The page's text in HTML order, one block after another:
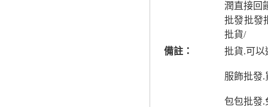
潤直接回
批發批發
批貨/
備註：
批貨.可以
服飾批發
包包批發.